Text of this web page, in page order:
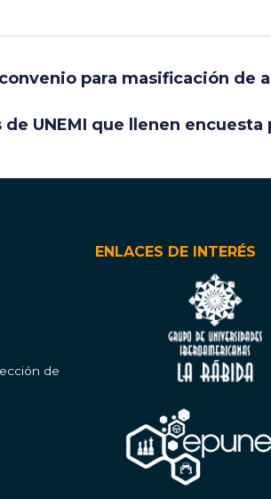
para masificación de
de UNEMI que llenen
de
ENLACES DE INTERÉS